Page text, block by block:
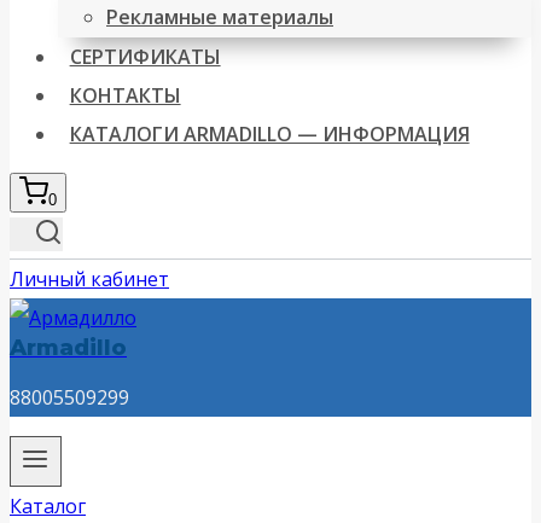
Рекламные материалы
СЕРТИФИКАТЫ
КОНТАКТЫ
КАТАЛОГИ ARMADILLO — ИНФОРМАЦИЯ
0
Личный кабинет
Armadillo
88005509299
Каталог